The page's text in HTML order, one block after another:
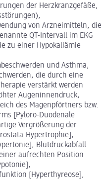
der Herzkranzgefäße,
von Arzneimitteln, die
QT-Intervall im EKG
zu einer Hypokaliämie
und Asthma,
die durch eine
verstärkt werden
Augeninnendruck,
des Magenpförtners bzw.
[Pyloro-Duodenale
Vergrößerung der
Hypertrophie],
Blutdruckabfall
aufrechten Position
[Hyperthyreose],